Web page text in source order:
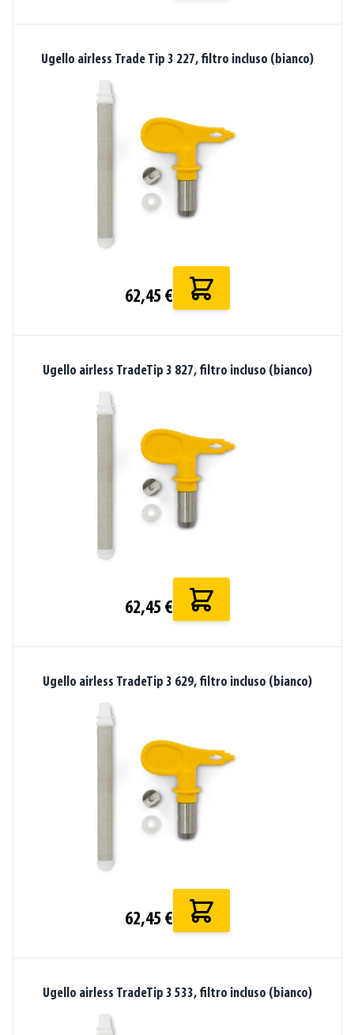
Ugello airless Trade Tip 3 227, filtro incluso (bianco)
62,45 €
Ugello airless TradeTip 3 827, filtro incluso (bianco)
62,45 €
Ugello airless TradeTip 3 629, filtro incluso (bianco)
62,45 €
Ugello airless TradeTip 3 533, filtro incluso (bianco)